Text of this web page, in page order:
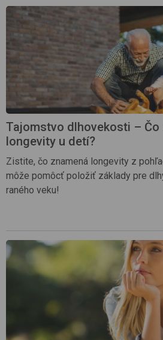
Tajomstvo dlhovekosti – Čo
longevity u detí?
Zistite, čo znamená longevity z
môže pomôcť položiť základy pre
raného veku!